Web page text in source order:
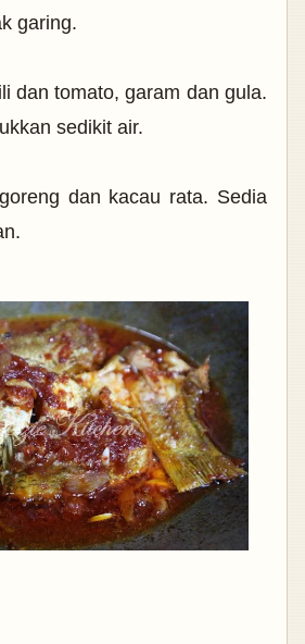
garing.
dan tomato, garam dan gula.
sedikit air.
dan kacau rata. Sedia